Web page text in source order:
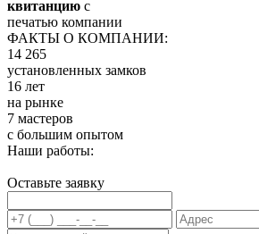
квитанцию с
печатью компании
ФАКТЫ О КОМПАНИИ:
14 265
установленных замков
16 лет
на рынке
7 мастеров
с большим опытом
Наши работы:
Оставьте заявку